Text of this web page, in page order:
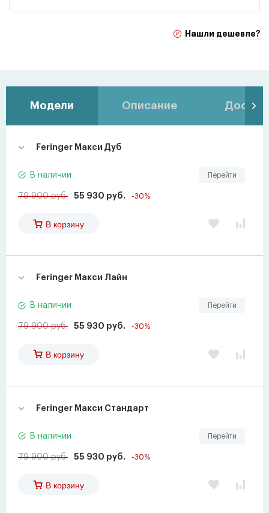
Нашли дешевле?
Модели Описание
Feringer Макси Дуб
Перейти
В наличии
79 900 руб. 55 930 руб. -30%
В корзину
Feringer Макси Лайн
Перейти
В наличии
79 900 руб. 55 930 руб. -30%
В корзину
Feringer Макси Стандарт
Перейти
В наличии
79 900 руб. 55 930 руб. -30%
В корзину